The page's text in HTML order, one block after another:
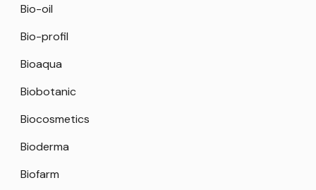
Bio-oil
Bio-profil
Bioaqua
Biobotanic
Biocosmetics
Bioderma
Biofarm